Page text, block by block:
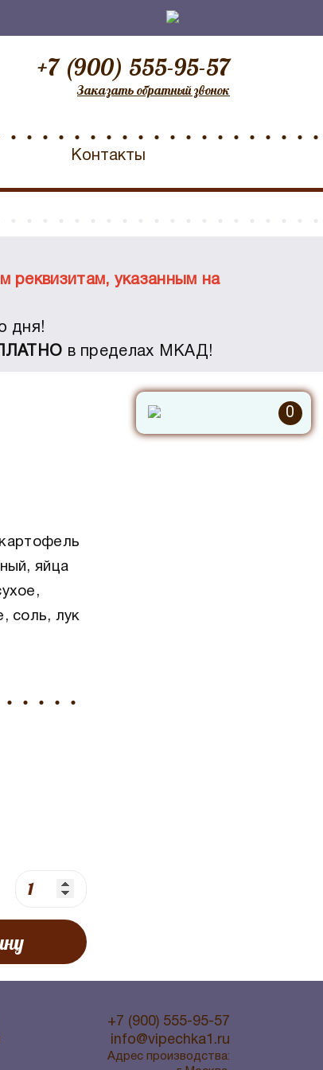
+7 (900) 555-95-57
Заказать обратный звонок
Контакты
указанным на
дня!
в пределах МКАД!
0
яйца
соль, лук
+7 (900) 555-95-57
info@vipechka1.ru
Адрес производства: